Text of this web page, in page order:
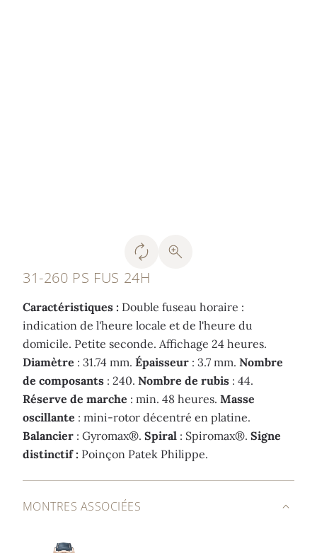
31-260 PS FUS 24H
Caractéristiques : Double fuseau horaire :
indication de l'heure locale et de l'heure du
domicile. Petite seconde. Affichage 24 heures.
Diamètre : 31.74 mm. Épaisseur : 3.7 mm. Nombre
de composants : 240. Nombre de rubis : 44.
Réserve de marche : min. 48 heures. Masse
oscillante : mini-rotor décentré en platine.
Balancier : Gyromax®. Spiral : Spiromax®. Signe
distinctif : Poinçon Patek Philippe.
MONTRES ASSOCIÉES